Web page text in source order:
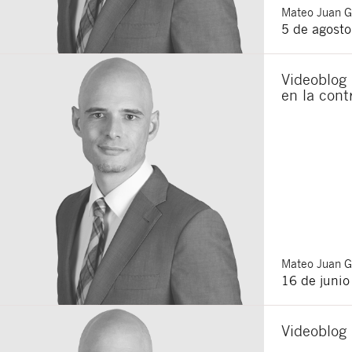
Mateo Juan
5 de
en la
Mateo Juan
16 de
Acepto recibir
Acepto las
Al pulsar el botón de
es Buades Legal S.L. La
otros derechos como se